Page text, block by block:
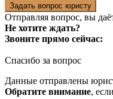
Задать вопрос юристу
Отправляя вопрос, вы
Не хотите ждать?
Звоните прямо сейчас:
Спасибо за вопрос
Данные отправлены
Обратите внимание,